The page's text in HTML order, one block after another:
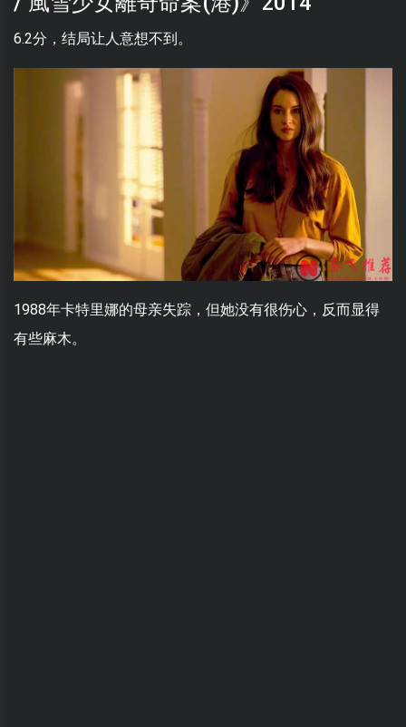
6.2分，结局让人意想不到。
1988年卡特里娜的母亲失踪，但她没有很伤心，反而显得
有些麻木。